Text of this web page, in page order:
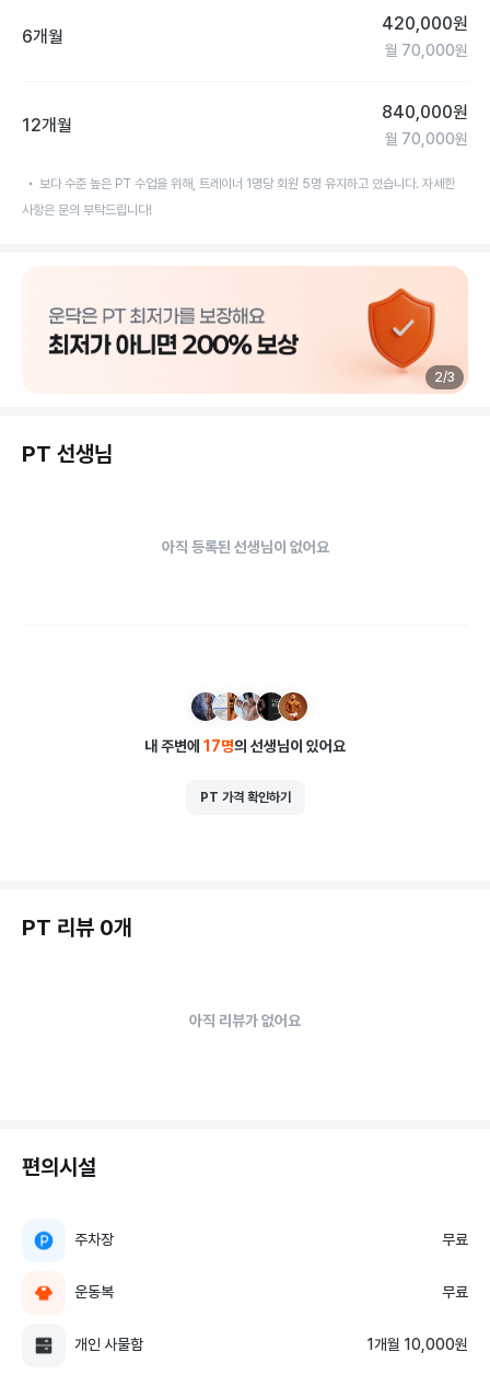
6개월
420,000원
월 70,000원
12개월
840,000원
월 70,000원
보다 수준 높은 PT 수업을 위해, 트레이너 1명당 회원 5명 유지하고 있습니다. 자세한
사항은 문의 부탁드립니다!
2/3
PT 선생님
아직 등록된 선생님이 없어요
내 주변에 17명의 선생님이 있어요
PT 가격 확인하기
PT 리뷰 0개
아직 리뷰가 없어요
편의시설
주차장 무료
운동복 무료
개인 사물함 1개월 10,000원